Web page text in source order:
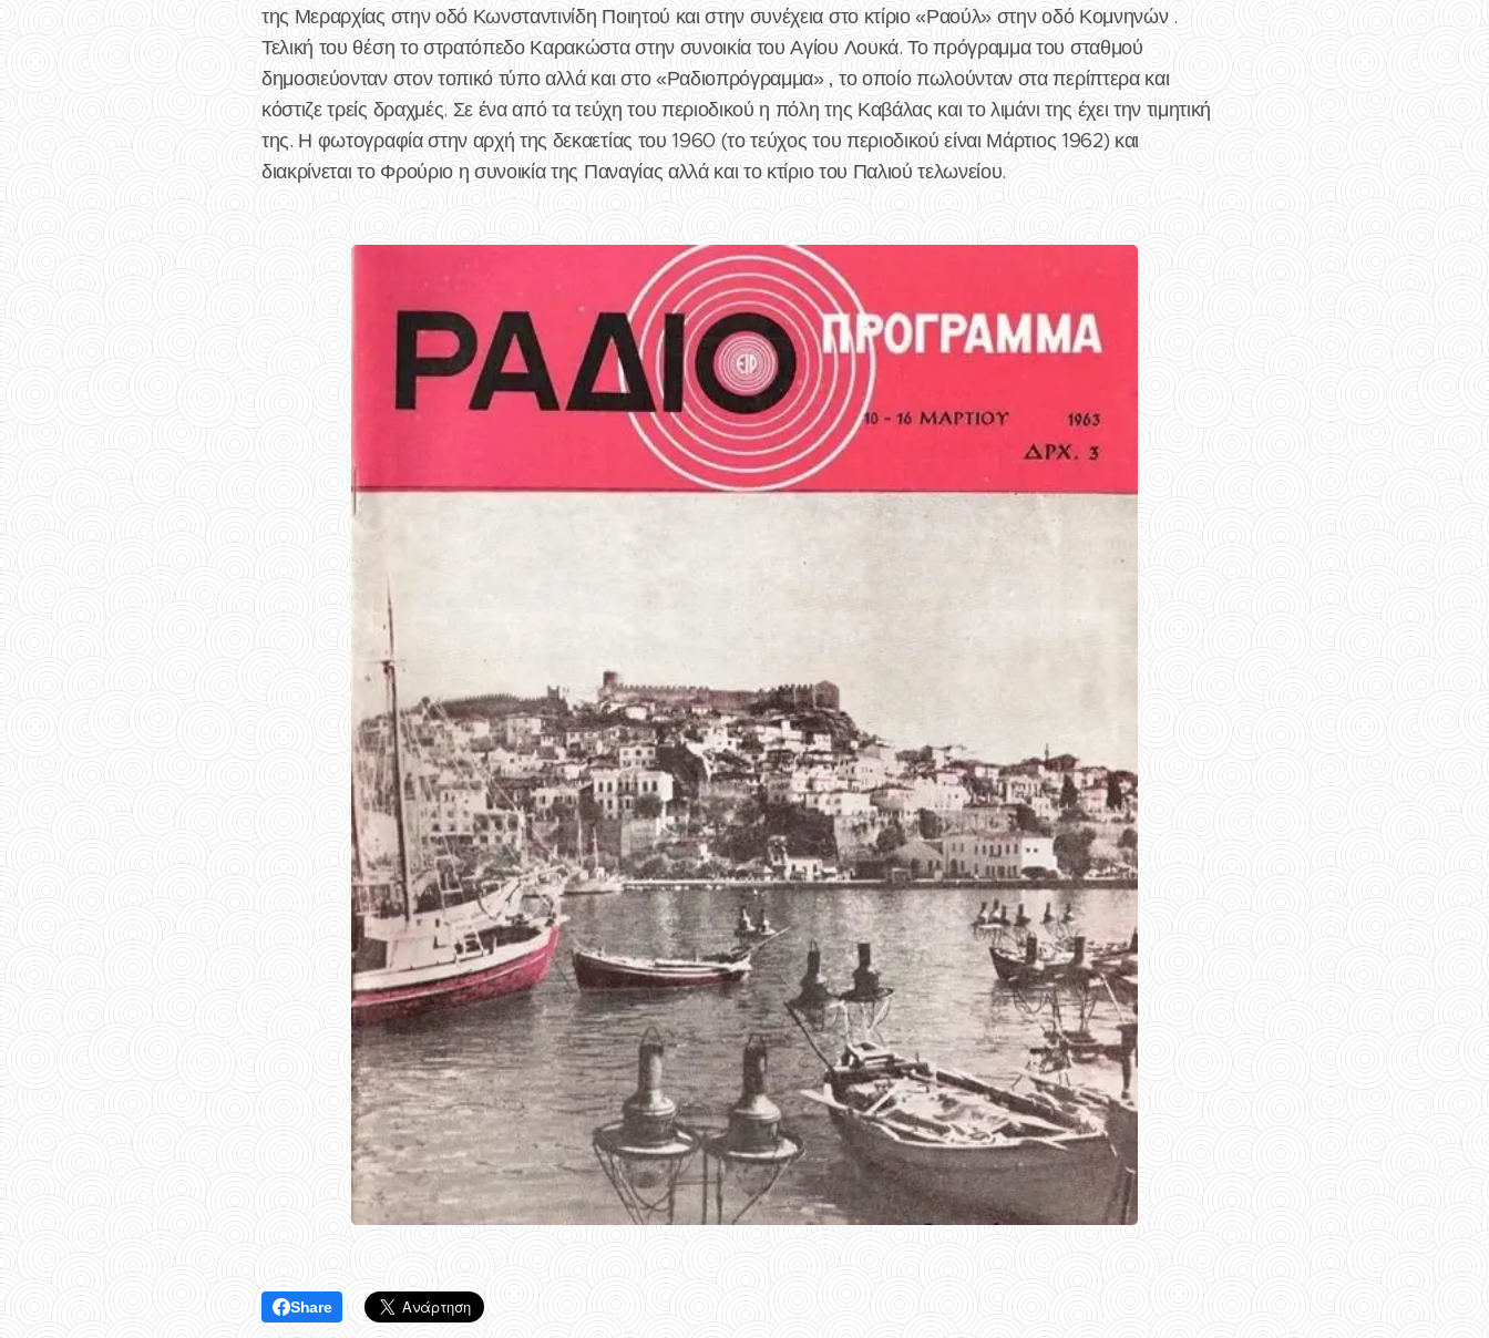
της Μεραρχίας στην οδό Κωνσταντινίδη Ποιητού και στην συνέχεια στο κτίριο «Ραούλ» στην οδό Κομνηνών .
Τελική του θέση το στρατόπεδο Καρακώστα στην συνοικία του Αγίου Λουκά. Το πρόγραμμα του σταθμού
δημοσιεύονταν στον τοπικό τύπο αλλά και στο «Ραδιοπρόγραμμα» , το οποίο πωλούνταν στα περίπτερα και
κόστιζε τρείς δραχμές. Σε ένα από τα τεύχη του περιοδικού η πόλη της Καβάλας και το λιμάνι της έχει την τιμητική
της. Η φωτογραφία στην αρχή της δεκαετίας του 1960 (το τεύχος του περιοδικού είναι Μάρτιος 1962) και
διακρίνεται το Φρούριο η συνοικία της Παναγίας αλλά και το κτίριο του Παλιού τελωνείου.
Share